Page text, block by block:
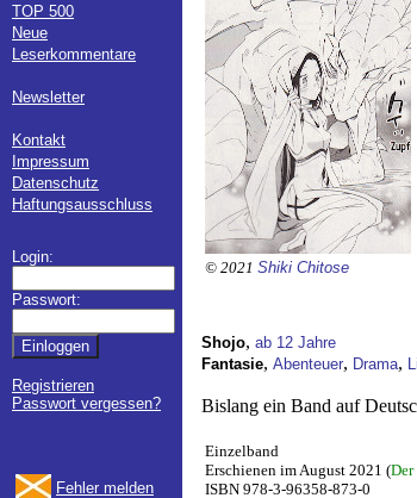
TOP 500
Neue
Leserkommentare
Newsletter
Kontakt
Impressum
Datenschutz
Haftungsausschluss
Login:
Passwort:
Registrieren
Passwort vergessen?
Fehler melden
© 2021 Shiki Chitose
Shojo, ab 12 Jahre
Fantasie, Abenteuer, Drama,
Bislang ein Band auf
Einzelband
Erschienen im August 2021 (Der
ISBN 978-3-96358-873-0